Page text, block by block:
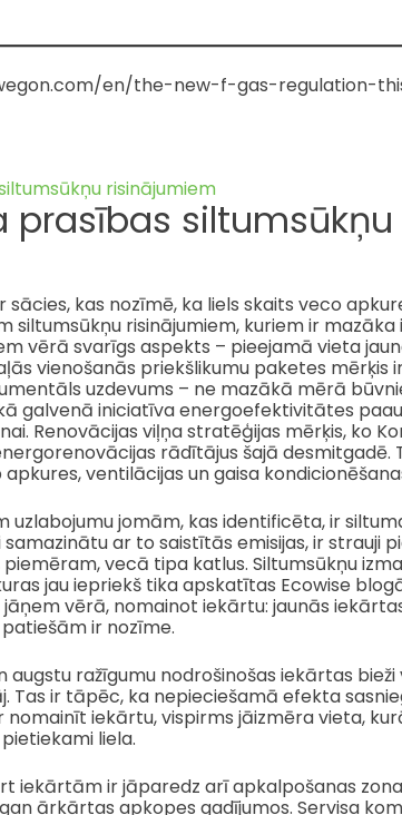
en/the-new-f-gas-regulation-
prasības
sācies, kas nozīmē, ka liels skaits veco
siltumsūkņu risinājumiem, kuriem ir
vērā svarīgs aspekts – pieejamā vieta
vienošanās priekšlikumu paketes
uzdevums – ne mazākā mērā
galvenā iniciatīva energoefektivitātes
Renovācijas viļņa stratēģijas mērķis, ko
rādītājus šajā desmitgadē.
ventilācijas un gaisa
uzlabojumu jomām, kas identificēta, ir
ar to saistītās emisijas, ir strauji
vecā tipa katlus. Siltumsūkņu
jau iepriekš tika apskatītas Ecowise
vērā, nomainot iekārtu: jaunās
ir nozīme.
augstu ražīgumu nodrošinošas iekārtas
Tas ir tāpēc, ka nepieciešamā efekta
nomainīt iekārtu, vispirms jāizmēra vieta,
liela.
iekārtām ir jāparedz arī apkalpošanas
ārkārtas apkopes gadījumos. Servisa